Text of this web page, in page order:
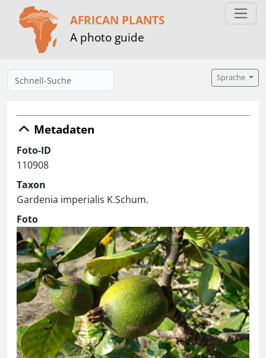
AFRICAN PLANTS
A photo guide
Sprache
Metadaten
Foto-ID
110908
Taxon
Gardenia imperialis K.Schum.
Foto